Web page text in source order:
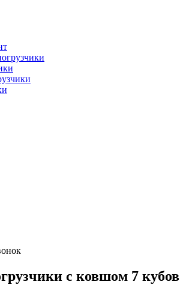
с ковшом 7 кубов